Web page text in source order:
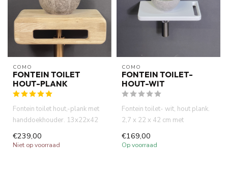
COMO
FONTEIN TOILET
HOUT-PLANK
Fontein toilet hout,-plank met
handdoekhouder. 13x22x42
cm. Zonder kraangaat zoa...
€239,00
Niet op voorraad
COMO
FONTEIN TOILET-
HOUT-WIT
Fontein toilet- wit, hout plank.
2,7 x 22 x 42 cm met
afvoergaat. Handdoek-houde...
€169,00
Op voorraad